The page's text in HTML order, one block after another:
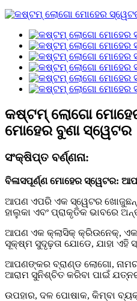
କଷ୍ଟମ୍ ଲୋଗୋ
ମୋହେର ବୁଣା ସ୍ୱେଟର
ସଂକ୍ଷିପ୍ତ ବର୍ଣ୍ଣନା:
ବିଳାସପୂର୍ଣ୍ଣ ମୋହେର ସ୍ୱେଟର:
ଆପଣ ଏପରି ଏକ ସ୍ୱେଟର
ହାଲୁକା ଏବଂ ପ୍ରାକୃତିକ ଭାବରେ
ଆପଣ ଏକ କ୍ଲାସିକ୍ କ୍ରିଉନେକ୍, ଏକ
ସୂକ୍ଷ୍ମ ସୁଦୃଢ଼ତା ଯୋଡେ, ଯାହା
ଆପଣଙ୍କର ବ୍ରାଣ୍ଡ ଲୋଗୋ,
ଆରାମ ସୁନିଶ୍ଚିତ କରିବା ପାଇଁ
ଉପହାର, ଦଳ ପୋଷାକ, କିମ୍ବା